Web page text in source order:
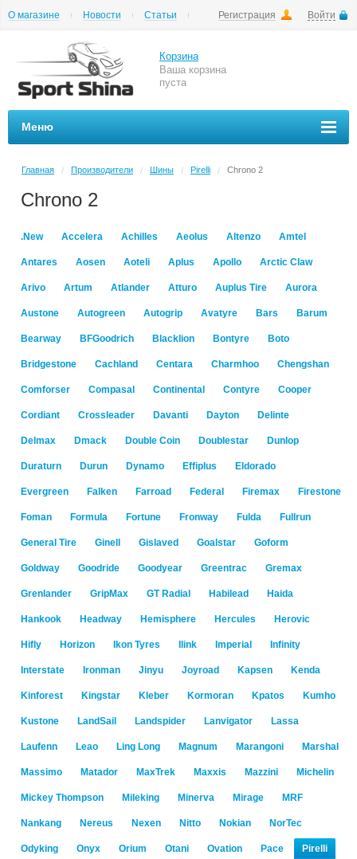
Регистрация Войти
О магазине Новости
Статьи
Корзина
Ваша корзина
пуста
Меню
Главная / Производители / Шины / Pirelli / Chrono 2
Chrono 2
.New Accelera Achilles Aeolus Altenzo Amtel
Antares Aosen Aoteli Aplus Apollo Arctic Claw
Arivo Artum Atlander Atturo Auplus Tire Aurora
Austone Autogreen Autogrip Avatyre Bars Barum
Bearway BFGoodrich Blacklion Bontyre Boto
Bridgestone Cachland Centara Charmhoo Chengshan
Comforser Compasal Continental Contyre Cooper
Cordiant Crossleader Davanti Dayton Delinte
Delmax Dmack Double Coin Doublestar Dunlop
Duraturn Durun Dynamo Effiplus Eldorado
Evergreen Falken Farroad Federal Firemax Firestone
Foman Formula Fortune Fronway Fulda Fullrun
General Tire Ginell Gislaved Goalstar Goform
Goldway Goodride Goodyear Greentrac Gremax
Grenlander GripMax GT Radial Habilead Haida
Hankook Headway Hemisphere Hercules Herovic
Hifly Horizon Ikon Tyres Ilink Imperial Infinity
Interstate Ironman Jinyu Joyroad Kapsen Kenda
Kinforest Kingstar Kleber Kormoran Kpatos Kumho
Kustone LandSail Landspider Lanvigator Lassa
Laufenn Leao Ling Long Magnum Marangoni Marshal
Massimo Matador MaxTrek Maxxis Mazzini Michelin
Mickey Thompson Mileking Minerva Mirage MRF
Nankang Nereus Nexen Nitto Nokian NorTec
Odyking Onyx Orium Otani Ovation Pace Pirelli